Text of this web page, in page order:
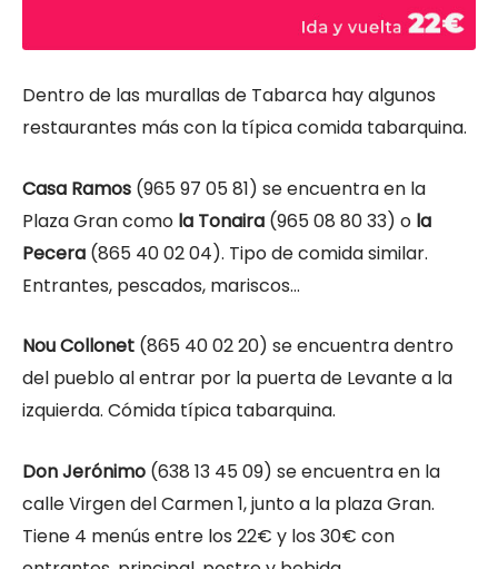
Dentro de las murallas de Tabarca hay algunos
restaurantes más con la típica comida tabarquina.
Casa Ramos (965 97 05 81) se encuentra en la
Plaza Gran como la Tonaira (965 08 80 33) o la
Pecera (865 40 02 04). Tipo de comida similar.
Entrantes, pescados, mariscos…
Nou Collonet (865 40 02 20) se encuentra dentro
del pueblo al entrar por la puerta de Levante a la
izquierda. Cómida típica tabarquina.
Don Jerónimo (638 13 45 09) se encuentra en la
calle Virgen del Carmen 1, junto a la plaza Gran.
Tiene 4 menús entre los 22€ y los 30€ con